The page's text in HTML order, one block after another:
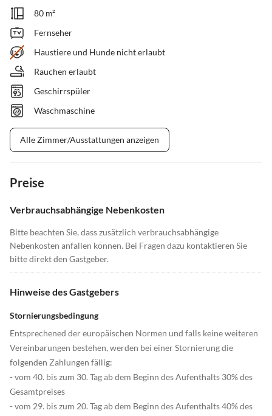
80 m²
Fernseher
Haustiere und Hunde nicht erlaubt
Rauchen erlaubt
Geschirrspüler
Waschmaschine
Alle Zimmer/Ausstattungen anzeigen
Preise
Verbrauchsabhängige Nebenkosten
Bitte beachten Sie, dass zusätzlich verbrauchsabhängige
Nebenkosten anfallen können. Bei Fragen dazu kontaktieren Sie
bitte direkt den Gastgeber.
Hinweise des Gastgebers
Stornierungsbedingung
Entsprechened der europäischen Normen und falls keine weiteren
Vereinbarungen bestehen, werden bei einer Stornierung die
folgenden Zahlungen fällig:
- vom 40. bis zum 30. Tag ab dem Beginn des Aufenthalts 30% des
Gesamtpreises
- vom 29. bis zum 20. Tag ab dem Beginn des Aufenthalts 40% des